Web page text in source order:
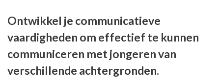
Ontwikkel je communicatieve
vaardigheden om effectief te kunnen
communiceren met jongeren van
verschillende achtergronden.